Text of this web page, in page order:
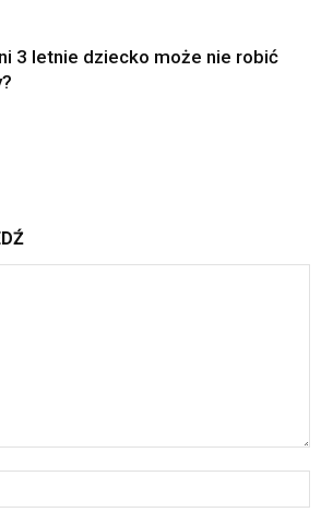
3 letnie dziecko może nie robić